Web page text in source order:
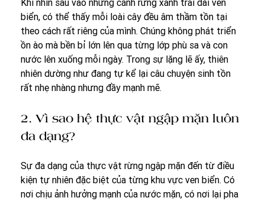
biển, có thể thấy mỗi loài cây đều âm thầm tồn tại
theo cách rất riêng của mình. Chúng không phát triển
ồn ào mà bền bỉ lớn lên qua từng lớp phù sa và con
nước lên xuống mỗi ngày. Trong sự lặng lẽ ấy, thiên
nhiên dường như đang tự kể lại câu chuyện sinh tồn
rất nhẹ nhàng nhưng đầy mạnh mẽ.
2. Vì sao hệ thực vật ngập mặn luôn
đa dạng?
Sự đa dạng của thực vật rừng ngập mặn đến từ điều
kiện tự nhiên đặc biệt của từng khu vực ven biển. Có
nơi chịu ảnh hưởng mạnh của nước mặn, có nơi lại pha